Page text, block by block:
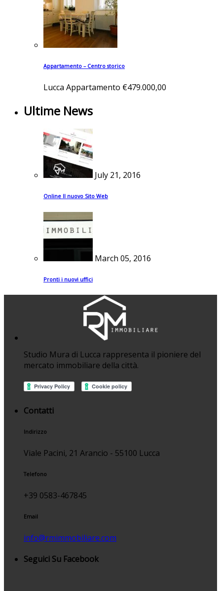
Appartamento – Centro storico
Lucca Appartamento €479.000,00
Ultime News
July 21, 2016
Online Il nuovo Sito Web
March 05, 2016
Pronti i nuovi uffici
Studio Mura di Lucca rappresenta il pioniere del
mercato immobiliare della città.
Contatti
Indirizzo
Viale Pacini, 21 Arancio - 55100 Lucca
Telefono
+39 0583-467845
Email
info@rmimmobiliare.com
Seguici Su Facebook